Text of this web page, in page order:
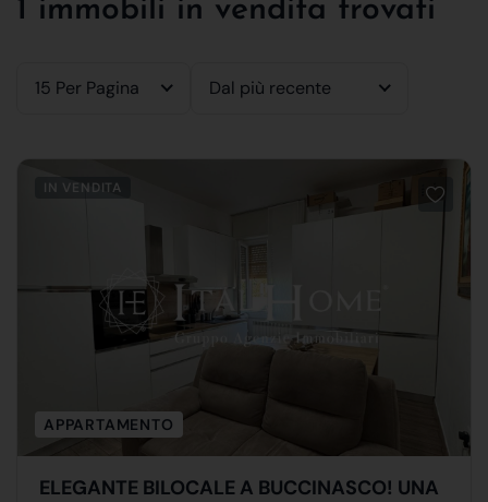
1 immobili in vendita trovati
15 Per Pagina Dal più recente
IN VENDITA
APPARTAMENTO
ELEGANTE BILOCALE A BUCCINASCO! UNA